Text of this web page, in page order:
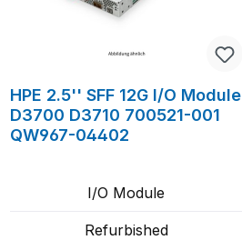
HPE 2.5'' SFF 12G I/O Module
D3700 D3710 700521-001
QW967-04402
I/O Module
Refurbished